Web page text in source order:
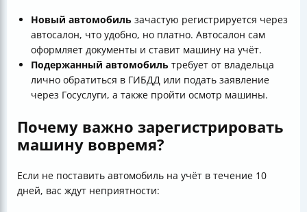
Новый автомобиль зачастую регистрируется через
автосалон, что удобно, но платно. Автосалон сам
оформляет документы и ставит машину на учёт.
Подержанный автомобиль требует от владельца
лично обратиться в ГИБДД или подать заявление
через Госуслуги, а также пройти осмотр машины.
Почему важно зарегистрировать
машину вовремя?
Если не поставить автомобиль на учёт в течение 10
дней, вас ждут неприятности: